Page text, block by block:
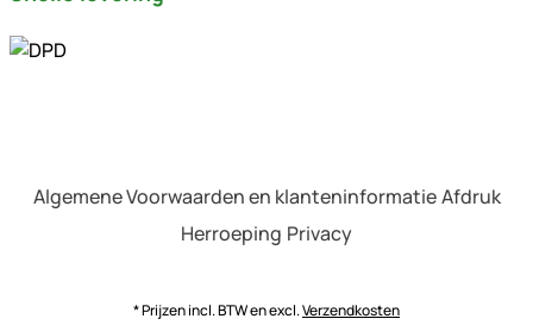
Algemene Voorwaarden en klanteninformatie Afdruk
Herroeping Privacy
* Prijzen incl. BTW en excl.Verzendkosten